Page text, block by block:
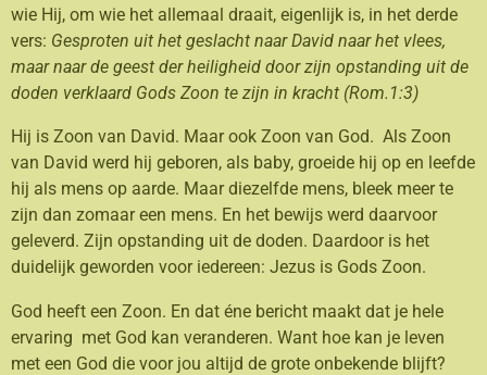
wie Hij, om wie het allemaal draait, eigenlijk is, in het derde
vers: Gesproten uit het geslacht naar David naar het vlees,
maar naar de geest der heiligheid door zijn opstanding uit de
doden verklaard Gods Zoon te zijn in kracht (Rom.1:3)
Hij is Zoon van David. Maar ook Zoon van God. Als Zoon
van David werd hij geboren, als baby, groeide hij op en leefde
hij als mens op aarde. Maar diezelfde mens, bleek meer te
zijn dan zomaar een mens. En het bewijs werd daarvoor
geleverd. Zijn opstanding uit de doden. Daardoor is het
duidelijk geworden voor iedereen: Jezus is Gods Zoon.
God heeft een Zoon. En dat éne bericht maakt dat je hele
ervaring met God kan veranderen. Want hoe kan je leven
met een God die voor jou altijd de grote onbekende blijft?